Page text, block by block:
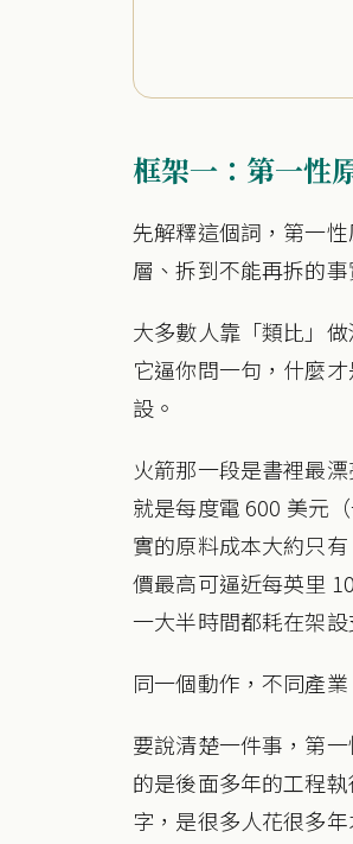
框架一：第一性
先解釋這個詞，第一
層、拆到不能再拆的
大多數人靠「類比」
它逼你問一句，什麼
設。
火箭那一段是書裡最
就是每度電 600 美元
實的原料成本大約只
價最高可逼近每英里
一大半時間都耗在架
同一個動作，不同產
要說清楚一件事，第
的是後面多年的工程
字，是很多人花很多